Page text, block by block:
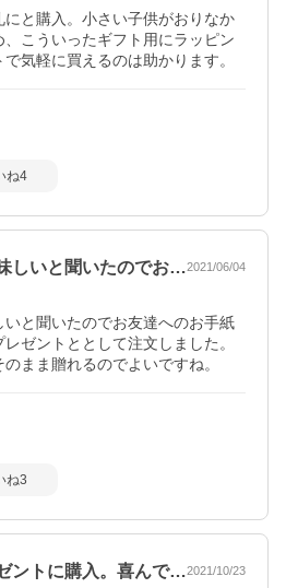
と購入。小さい子供がおりなか
こういったギフト用にラッピン
気軽に買えるのは助かります。
ね4
しいと聞いたのでお…2021/06/04
いと聞いたのでお友達へのお手紙
ゼントととして注文しました。
まま贈れるのでよいですね。
ね3
ントに購入。喜んで…2021/10/23